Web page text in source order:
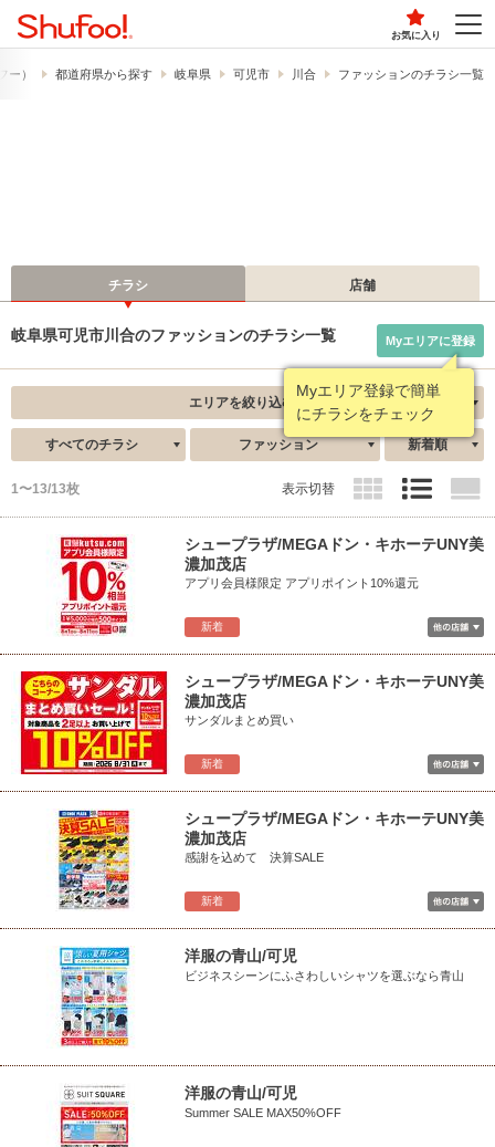
お気に入り
ー） 都道府県から探す 岐阜県 可児市 川合 ファッションのチラシ一覧
チラシ 店舗
岐阜県可児市川合のファッションのチラシ一覧
Myエリア登録で簡単
にチラシをチェック
Myエリアに登録
エリアを絞り込む
すべてのチラシ ファッション 新着順
1〜13/13枚 表示切替
新着
シュープラザ/MEGAドン・キホーテUNY美
濃加茂店
アプリ会員様限定 アプリポイント10%還元
新着
シュープラザ/MEGAドン・キホーテUNY美
濃加茂店
サンダルまとめ買い
新着
シュープラザ/MEGAドン・キホーテUNY美
濃加茂店
感謝を込めて 決算SALE
洋服の青山/可児
ビジネスシーンにふさわしいシャツを選ぶなら青山
洋服の青山/可児
Summer SALE MAX50%OFF